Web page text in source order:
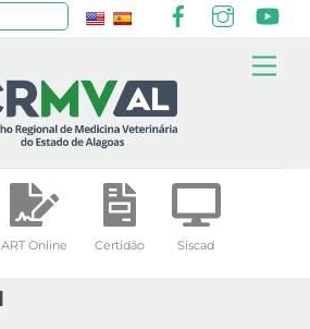
ART Online Certidão Siscad